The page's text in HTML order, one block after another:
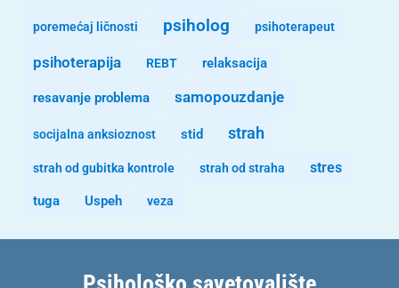
poremećaj ličnosti psiholog psihoterapeut
psihoterapija REBT relaksacija
resavanje problema samopouzdanje
socijalna anksioznost stid strah
strah od gubitka kontrole strah od straha stres
tuga Uspeh veza